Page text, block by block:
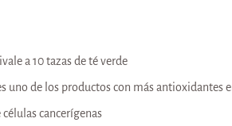
a 10 tazas de té verde
uno de los productos con más antioxidantes
cancerígenas